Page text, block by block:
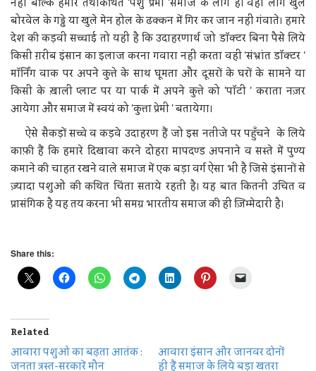
बोरवेल के गड्ढे या खुले मेन होल के ढक्कन में गिर कर जान नहीं गंवाते। हमारे
देश की कड़वी सच्चाई तो यही है कि उदाहरणार्थ जो डॉक्टर बिना पैसे लिये
किसी ग़रीब इंसान का इलाज करना गवारा नहीं करता वही 'संभ्रांत डॉक्टर '
मॉर्निंग वाक पर अपने कुत्ते के साथ घूमता और दूसरों के घरों के सामने या
किसी के ख़ाली प्लाट पर या पार्क में अपने कुत्ते को 'पॉटी ' कराता नज़र
आयेगा और समाज में स्वयं को 'कुत्ता प्रेमी ' बतायेगा।
ऐसे सैकड़ों सच्चे व कड़वे उदाहरण हैं जो इस नतीजे पर पहुँचने के लिये
काफ़ी हैं कि हमारे दिखावा करने दोहरा मापदण्ड अपनाने व सस्ते में पुण्य
कमाने की चाहत रखने वाले समाज में एक बड़ा वर्ग ऐसा भी है जिसे इंसानों से
ज़्यादा पशुओं की कथित चिंता सताये रहती है। यह बात कितनी उचित व
प्रासंगिक है यह तय करना भी समग्र भारतीय समाज की ही ज़िम्मेदारी है।
Share this:
Related
आवारा पशुओं का बढ़ता आतंक :
जनता त्रस्त-सरकारें मौन
आवारा इंसान और जानवर दोनों
ही हैं समाज के लिये बड़ा खतरा